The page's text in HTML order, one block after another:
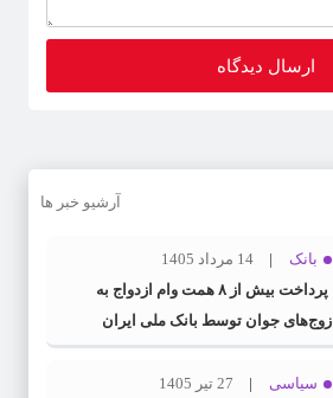
آرشیو خبر ها
بانک
14 مرداد 1405
پرداخت بیش از ۸ همت وام ازدواج به
زوج‌های جوان توسط بانک ملی ایران
سیاسی
27 تیر 1405